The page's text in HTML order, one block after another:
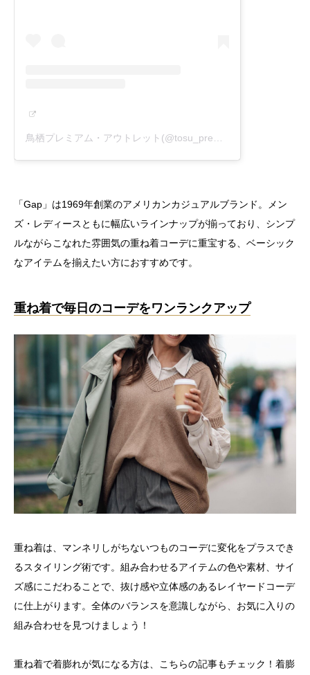
「Gap」は1969年創業のアメリカンカジュアルブランド。メン
ズ・レディースともに幅広いラインナップが揃っており、シンプ
ルながらこなれた雰囲気の重ね着コーデに重宝する、ベーシック
なアイテムを揃えたい方におすすめです。
重ね着で毎日のコーデをワンランクアップ
重ね着は、マンネリしがちないつものコーデに変化をプラスでき
るスタイリング術です。組み合わせるアイテムの色や素材、サイ
ズ感にこだわることで、抜け感や立体感のあるレイヤードコーデ
に仕上がります。全体のバランスを意識しながら、お気に入りの
組み合わせを見つけましょう！
重ね着で着膨れが気になる方は、こちらの記事もチェック！着膨